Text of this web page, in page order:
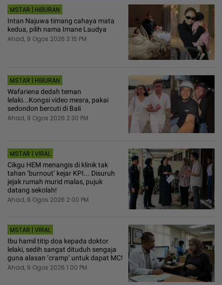
MSTAR | HIBURAN
Intan Najuwa timang cahaya mata
kedua, pilih nama Imane Laudya
Ahad, 9 Ogos 2026 3:15 PM
MSTAR | HIBURAN
Wafariena dedah teman
lelaki...Kongsi video mesra, pakai
sedondon bercuti di Bali
Ahad, 9 Ogos 2026 2:30 PM
MSTAR | VIRAL
Cikgu HEM menangis di klinik tak
tahan ‘burnout’ kejar KPI... Disuruh
jejak rumah murid malas, pujuk
datang sekolah!
Ahad, 9 Ogos 2026 2:00 PM
MSTAR | VIRAL
Ibu hamil titip doa kepada doktor
lelaki, sedih sangat dituduh sengaja
guna alasan ‘cramp’ untuk dapat MC!
Ahad, 9 Ogos 2026 1:00 PM